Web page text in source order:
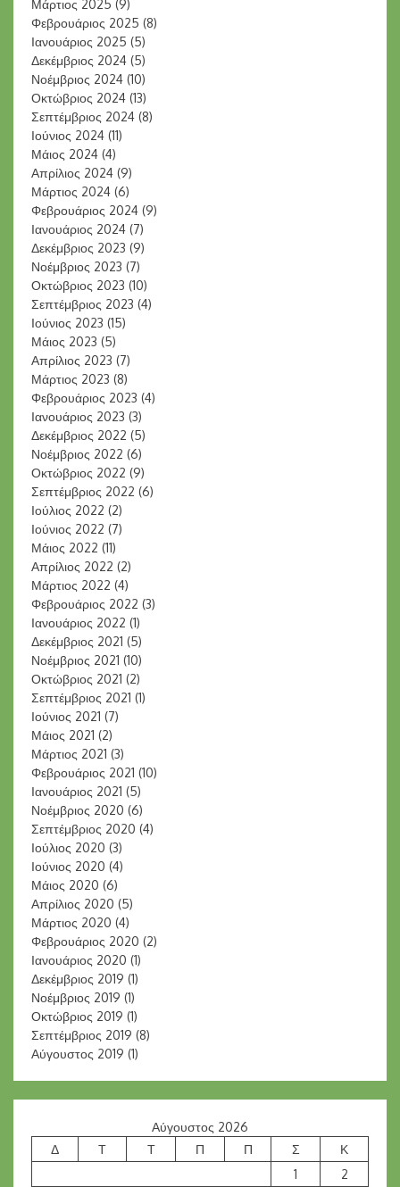
Μάρτιος 2025 (9)
Φεβρουάριος 2025 (8)
Ιανουάριος 2025 (5)
Δεκέμβριος 2024 (5)
Νοέμβριος 2024 (10)
Οκτώβριος 2024 (13)
Σεπτέμβριος 2024 (8)
Ιούνιος 2024 (11)
Μάιος 2024 (4)
Απρίλιος 2024 (9)
Μάρτιος 2024 (6)
Φεβρουάριος 2024 (9)
Ιανουάριος 2024 (7)
Δεκέμβριος 2023 (9)
Νοέμβριος 2023 (7)
Οκτώβριος 2023 (10)
Σεπτέμβριος 2023 (4)
Ιούνιος 2023 (15)
Μάιος 2023 (5)
Απρίλιος 2023 (7)
Μάρτιος 2023 (8)
Φεβρουάριος 2023 (4)
Ιανουάριος 2023 (3)
Δεκέμβριος 2022 (5)
Νοέμβριος 2022 (6)
Οκτώβριος 2022 (9)
Σεπτέμβριος 2022 (6)
Ιούλιος 2022 (2)
Ιούνιος 2022 (7)
Μάιος 2022 (11)
Απρίλιος 2022 (2)
Μάρτιος 2022 (4)
Φεβρουάριος 2022 (3)
Ιανουάριος 2022 (1)
Δεκέμβριος 2021 (5)
Νοέμβριος 2021 (10)
Οκτώβριος 2021 (2)
Σεπτέμβριος 2021 (1)
Ιούνιος 2021 (7)
Μάιος 2021 (2)
Μάρτιος 2021 (3)
Φεβρουάριος 2021 (10)
Ιανουάριος 2021 (5)
Νοέμβριος 2020 (6)
Σεπτέμβριος 2020 (4)
Ιούλιος 2020 (3)
Ιούνιος 2020 (4)
Μάιος 2020 (6)
Απρίλιος 2020 (5)
Μάρτιος 2020 (4)
Φεβρουάριος 2020 (2)
Ιανουάριος 2020 (1)
Δεκέμβριος 2019 (1)
Νοέμβριος 2019 (1)
Οκτώβριος 2019 (1)
Σεπτέμβριος 2019 (8)
Αύγουστος 2019 (1)
Αύγουστος 2026
Δ
Τ Τ Π Π Σ
Κ
1
2